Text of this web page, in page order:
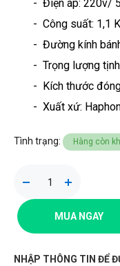
- Điện áp: 220v/
- Công suất: 1,1
- Đường kính bánh
- Trọng lượng tịnh/
-
Kích thước
- Xuất xứ:
Tình trạng: Hàng còn
MUA NGAY
NHẬP THÔNG TIN ĐỂ